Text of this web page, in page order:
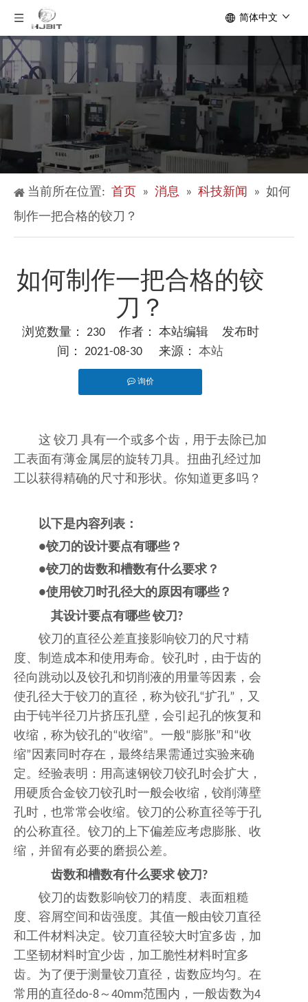
简体中文
当前所在位置: 首页 » 消息 » 科技新闻 » 如何
制作一把合格的铰刀？
如何制作一把合格的铰
刀？
浏览数量： 230作者： 本站编辑 发布时
间： 2021-08-30 来源： 本站
询价
这 铰刀 具有一个或多个齿，用于去除已加
工表面有薄金属层的旋转刀具。扭曲孔经过加
工以获得精确的尺寸和形状。你知道更多吗？
以下是内容列表：
●铰刀的设计要点有哪些？
●铰刀的齿数和槽数有什么要求？
●使用铰刀时孔径大的原因有哪些？
其设计要点有哪些铰刀?
铰刀的直径公差直接影响铰刀的尺寸精
度、制造成本和使用寿命。铰孔时，由于齿的
径向跳动以及铰孔和切削液的用量等因素，会
使孔径大于铰刀的直径，称为铰孔“扩孔”，又
由于钝半径刀片挤压孔壁，会引起孔的恢复和
收缩，称为铰孔的“收缩”。一般“膨胀”和“收
缩”因素同时存在，最终结果需通过实验来确
定。经验表明：用高速钢铰刀铰孔时会扩大，
用硬质合金铰刀铰孔时一般会收缩，铰削薄壁
孔时，也常常会收缩。铰刀的公称直径等于孔
的公称直径。铰刀的上下偏差应考虑膨胀、收
缩，并留有必要的磨损公差。
齿数和槽数有什么要求 铰刀?
铰刀的齿数影响铰刀的精度、表面粗糙
度、容屑空间和齿强度。其值一般由铰刀直径
和工件材料决定。铰刀直径较大时宜多齿，加
工坚韧材料时宜少齿，加工脆性材料时宜多
齿。为了便于测量铰刀直径，齿数应均匀。在
常用的直径do-8～40mm范围内，一般齿数为4